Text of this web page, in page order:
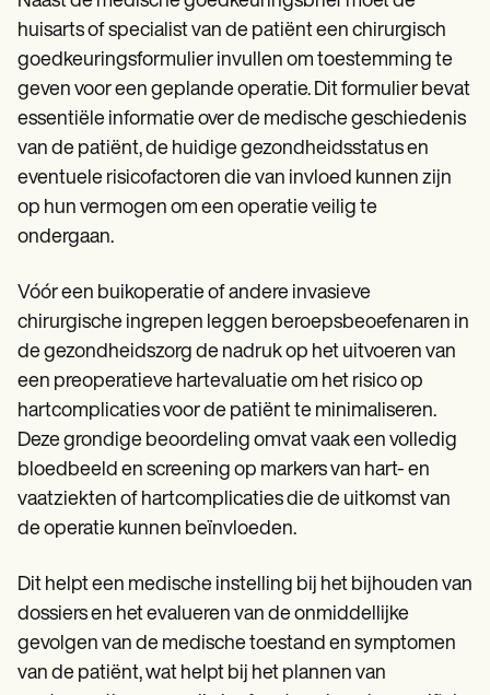
huisarts of specialist van de patiënt een chirurgisch
goedkeuringsformulier invullen om toestemming te
geven voor een geplande operatie. Dit formulier bevat
essentiële informatie over de medische geschiedenis
van de patiënt, de huidige gezondheidsstatus en
eventuele risicofactoren die van invloed kunnen zijn
op hun vermogen om een operatie veilig te
ondergaan.
Vóór een buikoperatie of andere invasieve
chirurgische ingrepen leggen beroepsbeoefenaren in
de gezondheidszorg de nadruk op het uitvoeren van
een preoperatieve hartevaluatie om het risico op
hartcomplicaties voor de patiënt te minimaliseren.
Deze grondige beoordeling omvat vaak een volledig
bloedbeeld en screening op markers van hart- en
vaatziekten of hartcomplicaties die de uitkomst van
de operatie kunnen beïnvloeden.
Dit helpt een medische instelling bij het bijhouden van
dossiers en het evalueren van de onmiddellijke
gevolgen van de medische toestand en symptomen
van de patiënt, wat helpt bij het plannen van